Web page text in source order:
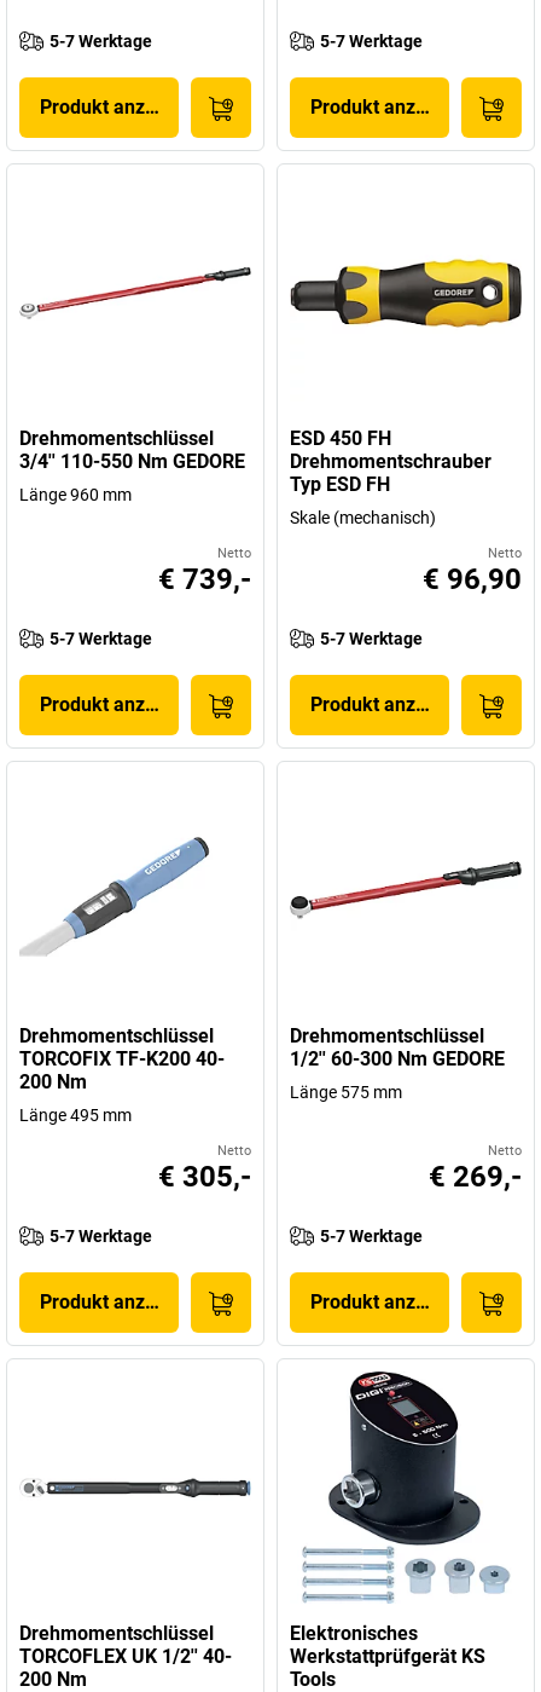
5-7 Werktage
Produkt anzeigen
5-7 Werktage
Produkt anzeigen
Drehmomentschlüssel
3/4'' 110-550 Nm GEDORE
Länge 960 mm
Netto
€ 739,-
5-7 Werktage
Produkt anzeigen
ESD 450 FH
Drehmomentschrauber
Typ ESD FH
Skale (mechanisch)
Netto
€ 96,90
5-7 Werktage
Produkt anzeigen
Drehmomentschlüssel
TORCOFIX TF-K200 40-
200 Nm
Länge 495 mm
Netto
€ 305,-
5-7 Werktage
Produkt anzeigen
Drehmomentschlüssel
1/2'' 60-300 Nm GEDORE
Länge 575 mm
Netto
€ 269,-
5-7 Werktage
Produkt anzeigen
Drehmomentschlüssel
TORCOFLEX UK 1/2'' 40-
200 Nm
Elektronisches
Werkstattprüfgerät KS
Tools